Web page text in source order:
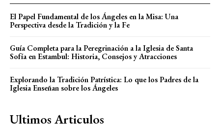
El Papel Fundamental de los Ángeles en la Misa: Una
Perspectiva desde la Tradición y la Fe
Guía Completa para la Peregrinación a la Iglesia de Santa
Sofía en Estambul: Historia, Consejos y Atracciones
Explorando la Tradición Patrística: Lo que los Padres de la
Iglesia Enseñan sobre los Ángeles
Ultimos Articulos